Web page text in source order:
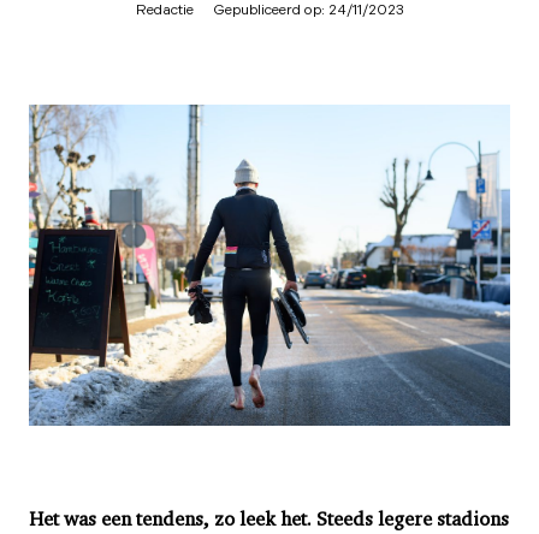
Redactie Gepubliceerd op: 24/11/2023
Het was een tendens, zo leek het. Steeds legere stadions